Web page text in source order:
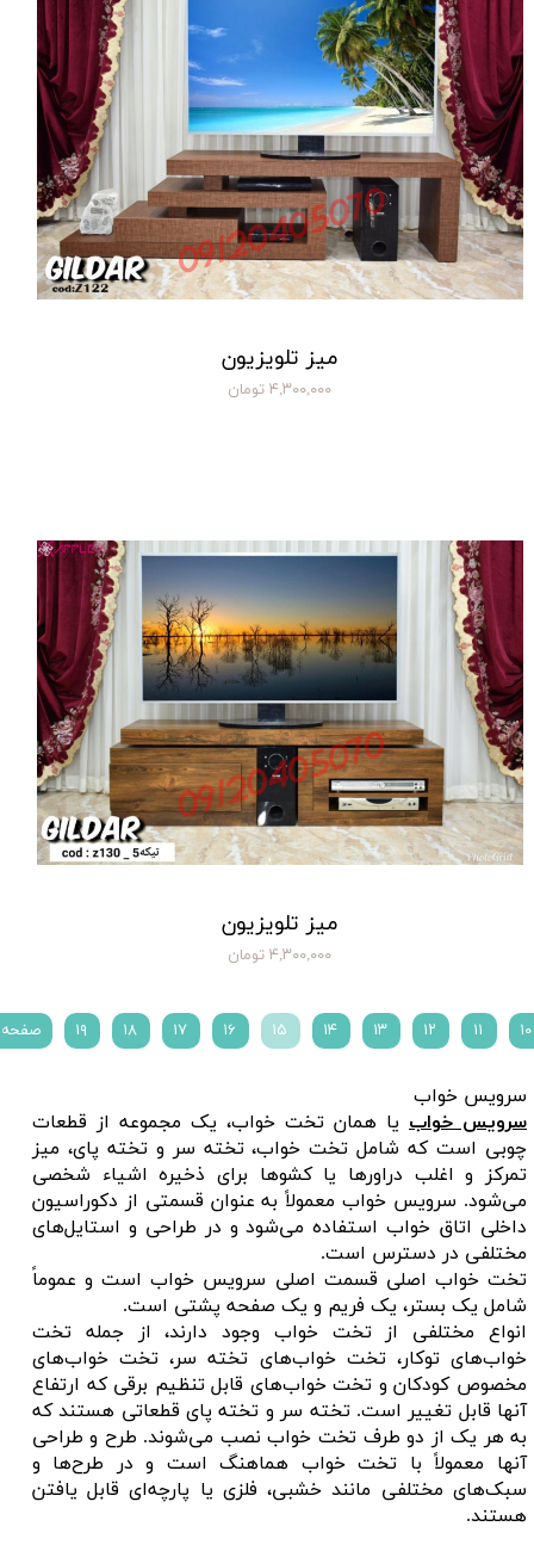
میز تلویزیون
۴,۳۰۰,۰۰۰ تومان
میز تلویزیون
۴,۳۰۰,۰۰۰ تومان
۱۰ ۱۱ ۱۲ ۱۳ ۱۴ ۱۵ ۱۶ ۱۷ ۱۸ ۱۹
سرویس خواب
سرویس خواب یا همان تخت خواب، یک مجموعه از قطعات
چوبی است که شامل تخت خواب، تخته سر و تخته پای، میز
تمرکز و اغلب دراورها یا کشوها برای ذخیره اشیاء شخصی
می‌شود. سرویس خواب معمولاً به عنوان قسمتی از دکوراسیون
داخلی اتاق خواب استفاده می‌شود و در طراحی و استایل‌های
مختلفی در دسترس است.
تخت خواب اصلی قسمت اصلی سرویس خواب است و عموماً
شامل یک بستر، یک فریم و یک صفحه پشتی است.
انواع مختلفی از تخت خواب وجود دارند، از جمله تخت
خواب‌های توکار، تخت خواب‌های تخته سر، تخت خواب‌های
مخصوص کودکان و تخت خواب‌های قابل تنظیم برقی که ارتفاع
آنها قابل تغییر است. تخته سر و تخته پای قطعاتی هستند که
به هر یک از دو طرف تخت خواب نصب می‌شوند. طرح و طراحی
آنها معمولاً با تخت خواب هماهنگ است و در طرح‌ها و
سبک‌های مختلفی مانند خشبی، فلزی یا پارچه‌ای قابل یافتن
هستند.